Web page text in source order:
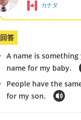
カナダ
回答
A name is
name for my baby.
People have the
for my son.